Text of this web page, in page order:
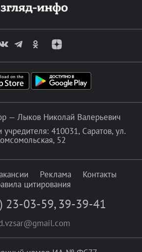
— Лыков Николай Валерьевич
410031, Саратов, ул.
52
Реклама
Контакты
цитирования
23-03-59, 39-39-41